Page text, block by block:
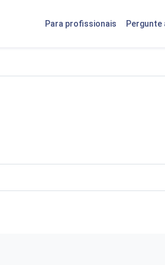
Para profissionais Pergunte